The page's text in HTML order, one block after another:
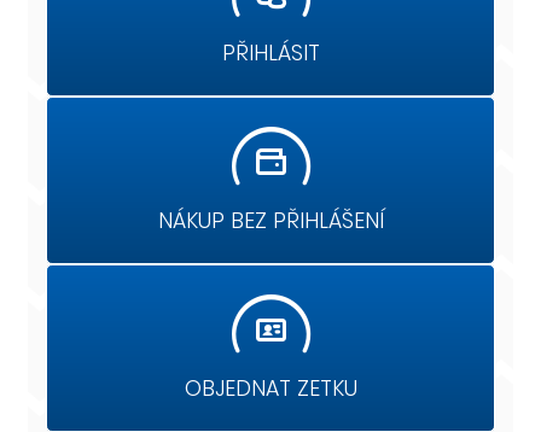
PŘIHLÁSIT
NÁKUP BEZ PŘIHLÁŠENÍ
OBJEDNAT ZETKU